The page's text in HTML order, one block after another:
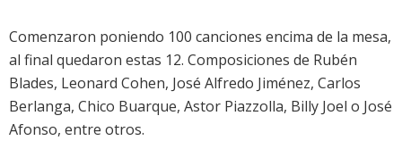
Comenzaron poniendo 100 canciones encima de la mesa,
al final quedaron estas 12. Composiciones de Rubén
Blades, Leonard Cohen, José Alfredo Jiménez, Carlos
Berlanga, Chico Buarque, Astor Piazzolla, Billy Joel o José
Afonso, entre otros.